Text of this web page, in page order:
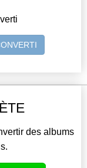
des albums